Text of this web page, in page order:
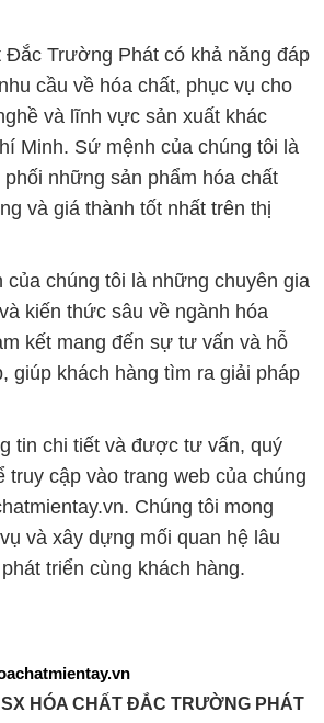
Minh. Sứ mệnh của chúng tôi là
những sản phẩm hóa chất
và giá thành tốt nhất trên thị
chúng tôi là những chuyên gia
kiến thức sâu về ngành hóa
kết mang đến sự tư vấn và hỗ
giúp khách hàng tìm ra giải pháp
tin chi tiết và được tư vấn, quý
cập vào trang web của chúng
Chúng tôi mong
và xây dựng mối quan hệ lâu
triển cùng khách hàng.
HÓA CHẤT ĐẮC TRƯỜNG PHÁT